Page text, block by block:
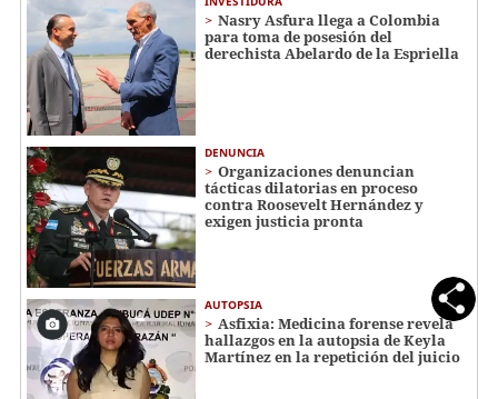
Nasry Asfura llega a Colombia
para toma de posesión del
derechista Abelardo de la Espriella
DENUNCIA
Organizaciones denuncian
tácticas dilatorias en proceso
contra Roosevelt Hernández y
exigen justicia pronta
AUTOPSIA
Asfixia: Medicina forense revela
hallazgos en la autopsia de Keyla
Martínez en la repetición del juicio